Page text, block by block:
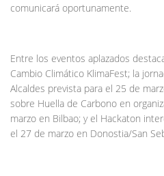
comunicará oportunamente.
Entre los eventos aplazados
Cambio Climático KlimaFest; la
Alcaldes prevista para el 25 de
sobre Huella de Carbono en
marzo en Bilbao; y el Hackaton
el 27 de marzo en Donostia/San